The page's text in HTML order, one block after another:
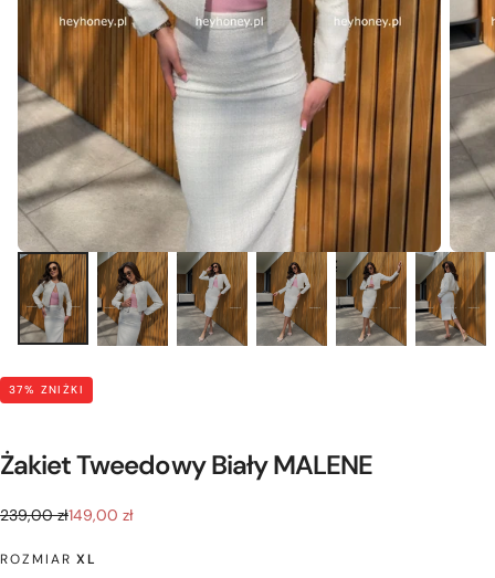
37% ZNIŻKI
Żakiet Tweedowy Biały MALENE
149,00
Cena
239,00 złCena
149,00 zł
ROZMIAR XL